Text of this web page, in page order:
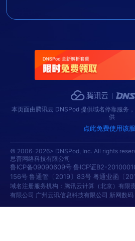
本页面由腾讯云 DNSPod 提供域名停靠服务
供
点此免费使用该
© 2006-2026> DNSPod, Inc. All rights
思普网络科技有限公司
鲁ICP备09090609号 鲁ICP证B2-
156号 鲁通管〔2019〕83号 粤通业函〔
域名注册服务机构：腾讯云计算（北京）有限
有限公司 广州云讯信息科技有限公司 新网数码